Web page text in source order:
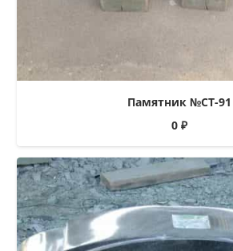
Памятник №СТ-91
0 ₽